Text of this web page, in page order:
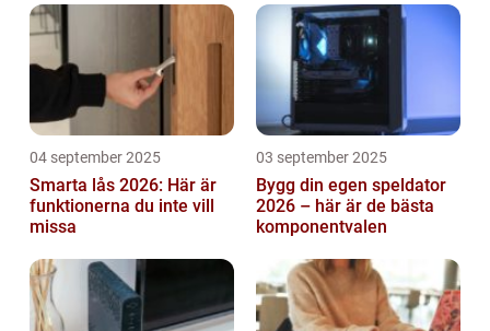
04 september 2025
Smarta lås 2026: Här är
funktionerna du inte vill
missa
03 september 2025
Bygg din egen speldator
2026 – här är de bästa
komponentvalen